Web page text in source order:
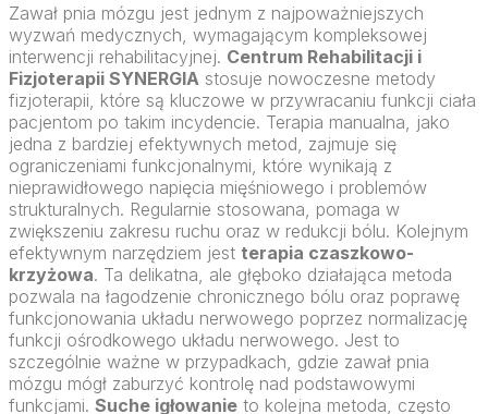
Zawał pnia mózgu jest jednym z najpoważniejszych
wyzwań medycznych, wymagającym kompleksowej
interwencji rehabilitacyjnej. Centrum Rehabilitacji i
Fizjoterapii SYNERGIA stosuje nowoczesne metody
fizjoterapii, które są kluczowe w przywracaniu funkcji ciała
pacjentom po takim incydencie. Terapia manualna, jako
jedna z bardziej efektywnych metod, zajmuje się
ograniczeniami funkcjonalnymi, które wynikają z
nieprawidłowego napięcia mięśniowego i problemów
strukturalnych. Regularnie stosowana, pomaga w
zwiększeniu zakresu ruchu oraz w redukcji bólu. Kolejnym
efektywnym narzędziem jest terapia czaszkowo-
krzyżowa. Ta delikatna, ale głęboko działająca metoda
pozwala na łagodzenie chronicznego bólu oraz poprawę
funkcjonowania układu nerwowego poprzez normalizację
funkcji ośrodkowego układu nerwowego. Jest to
szczególnie ważne w przypadkach, gdzie zawał pnia
mózgu mógł zaburzyć kontrolę nad podstawowymi
funkcjami. Suche igłowanie to kolejna metoda, często